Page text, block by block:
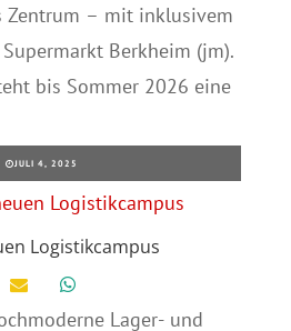
– mit inklusivem
Berkheim (jm).
bis Sommer 2026 eine
JULI 4, 2025
Logistikcampus
Lager- und